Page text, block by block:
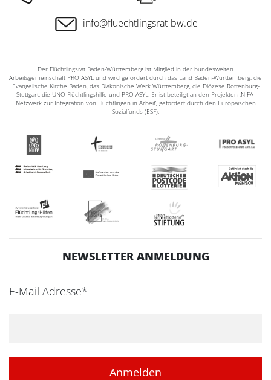
info@fluechtlingsrat-bw.de
Der Flüchtlingsrat Baden-Württemberg ist Mitglied in der bundesweiten
Arbeitsgemeinschaft PRO ASYL und wird gefördert durch das Land Baden-Württemberg, die
Evangelische Kirche Baden, das Diakonische Werk Württemberg, die Diözese Rottenburg-
Stuttgart, die UNO-Flüchtlingshilfe und PRO ASYL. Er ist beteiligt an den Projekten ‚NIFA-
Netzwerk zur Integration von Flüchtlingen in Arbeit‘, gefördert durch den Europäischen
Sozialfonds (ESF).
NEWSLETTER ANMELDUNG
E-Mail Adresse*